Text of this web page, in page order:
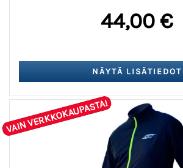
44,00 €
VAIN VERKKOKAUPASTA!